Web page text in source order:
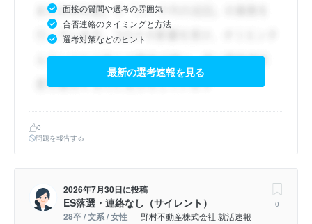
面接の質問や選考の雰囲気
合否連絡のタイミングと方法
選考対策などのヒント
最新の選考速報を見る
0
問題を報告する
2026年7月30日に投稿
ES落選・連絡なし（サイレント）
28卒 / 文系 / 女性 野村不動産株式会社 就活速報
0